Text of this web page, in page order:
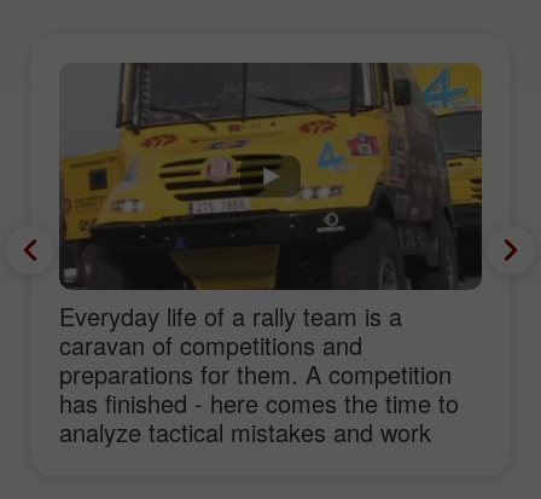
Everyday life of a rally team is a
caravan of competitions and
preparations for them. A competition
has finished - here comes the time to
analyze tactical mistakes and work